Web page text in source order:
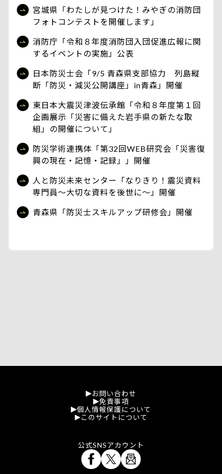
宮城県「わたしが見つけた！みやぎの消防団
フォトコンテストを開催します」
消防庁「令和８年度消防団入団促進広報に関
するイベントの実施」公表
日本防災士会「9/5 青森県支部協力 列島縦
断「防災・減災公開講座」in青森」開催
東日本大震災津波伝承館「令和８年度第１回
企画展示「災害に備えた岩手県の新たな取
組」の開催について」
防災学術連携体「第32回WEB研究会「災害復
興の現在・記憶・記録」」開催
人と防災未来センター「なりきり！震災資料
専門員～大切な資料を後世に～」開催
青森県「防災士スキルアップ研修会」開催
お問い合わせ
免責事項
個人情報保護について
このサイトについて
公式SNSアカウント